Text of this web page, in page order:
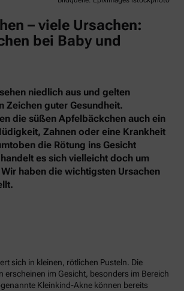
– viele Ursachen:
bei Baby und
niedlich aus und gelten
Zeichen guter Gesundheit.
die süßen Apfelbäckchen auch ein
Zahnen oder eine Krankheit
die Rötung ins Gesicht
es sich vielleicht doch um
haben die wichtigsten Ursachen
sich in kleinen, rötlichen Pusteln. Die
erscheinen im Gesicht, besonders im Bereich
Kleinkind-Akne können bereits